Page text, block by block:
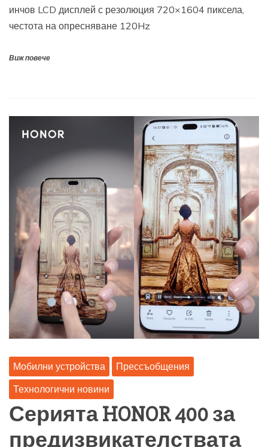
инчов LCD дисплей с резолюция 720×1604 пиксела,
честота на опресняване 120Hz
Виж повече
Мобилни устройства
Прессъобщения
Технологични новини
Серията HONOR 400 за
предизвикателствата